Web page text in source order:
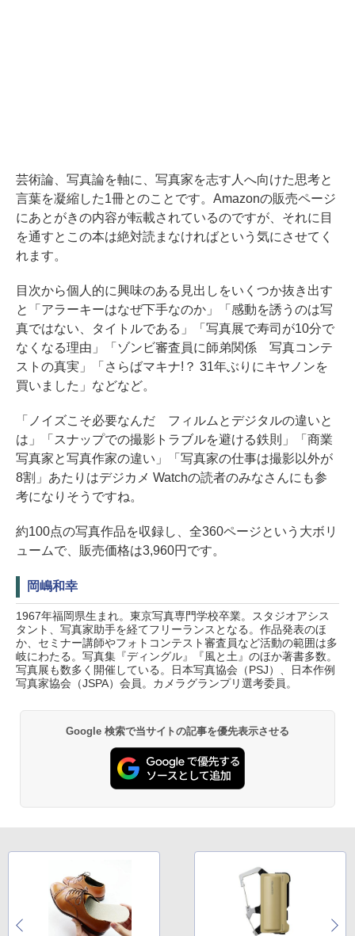
芸術論、写真論を軸に、写真家を志す人へ向けた思考と
言葉を凝縮した1冊とのことです。Amazonの販売ページ
にあとがきの内容が転載されているのですが、それに目
を通すとこの本は絶対読まなければという気にさせてく
れます。
目次から個人的に興味のある見出しをいくつか抜き出す
と「アラーキーはなぜ下手なのか」「感動を誘うのは写
真ではない、タイトルである」「写真展で寿司が10分で
なくなる理由」「ゾンビ審査員に師弟関係 写真コンテ
ストの真実」「さらばマキナ!？ 31年ぶりにキヤノンを
買いました」などなど。
「ノイズこそ必要なんだ フィルムとデジタルの違いと
は」「スナップでの撮影トラブルを避ける鉄則」「商業
写真家と写真作家の違い」「写真家の仕事は撮影以外が
8割」あたりはデジカメ Watchの読者のみなさんにも参
考になりそうですね。
約100点の写真作品を収録し、全360ページという大ボリ
ュームで、販売価格は3,960円です。
岡嶋和幸
1967年福岡県生まれ。東京写真専門学校卒業。スタジオアシス
タント、写真家助手を経てフリーランスとなる。作品発表のほ
か、セミナー講師やフォトコンテスト審査員など活動の範囲は多
岐にわたる。写真集『ディングル』『風と土』のほか著書多数。
写真展も数多く開催している。日本写真協会（PSJ）、日本作例
写真家協会（JSPA）会員。カメラグランプリ選考委員。
Google 検索で当サイトの記事を優先表示させる